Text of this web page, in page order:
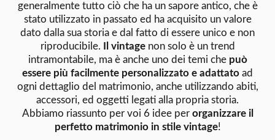
generalmente tutto ciò che ha un sapore antico, che è
stato utilizzato in passato ed ha acquisito un valore
dato dalla sua storia e dal fatto di essere unico e non
riproducibile.
Il vintagenon solo è un trend
intramontabile, ma è anche uno dei temi chepuò
essere più facilmente personalizzato e adattato ad
ogni dettaglio del matrimonio, anche utilizzando abiti,
accessori, ed oggetti legati alla propria storia.
Abbiamo riassunto per voi 6 idee per organizzare il
perfetto matrimonio in stile vintage!